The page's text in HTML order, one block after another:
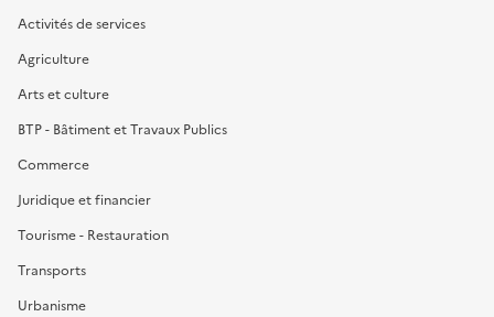
Activités de services
Agriculture
Arts et culture
BTP - Bâtiment et Travaux Publics
Commerce
Juridique et financier
Tourisme - Restauration
Transports
Urbanisme